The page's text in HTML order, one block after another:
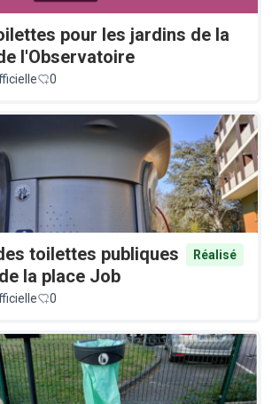
pour les jardins de la
l'Observatoire
0
toilettes publiques
la place Job
Réalisé
0